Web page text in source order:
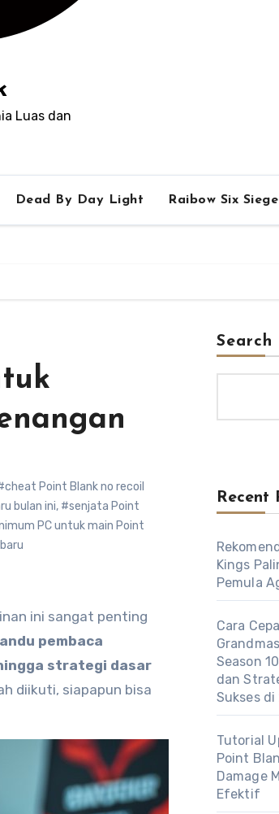
Luas dan
Dead By Day Light Raibow Six Siege
Point Blank no recoil
bulan ini, #senjata Point
PC untuk main Point
pembaca
strategi dasar
diikuti, siapapun bisa
Search
Recent
Kings
Pemula
Cara
Season
dan
Sukses
Tutorial
Point
Damage
Efektif